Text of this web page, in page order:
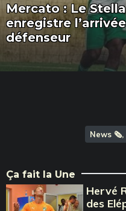
Mercato : Le
enregistre
défenseur
News 🗞️
Ça fait la Une
Hervé
des